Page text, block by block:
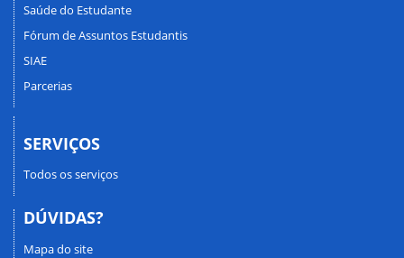
Saúde do Estudante
Fórum de Assuntos Estudantis
SIAE
Parcerias
SERVIÇOS
Todos os serviços
DÚVIDAS?
Mapa do site